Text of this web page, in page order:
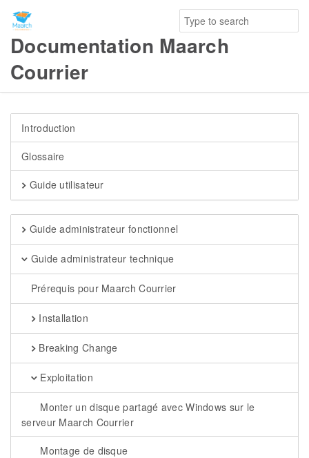
Documentation Maarch
Courrier
Introduction
Glossaire
Guide utilisateur
Guide administrateur fonctionnel
Guide administrateur technique
Prérequis pour Maarch Courrier
Installation
Breaking Change
Exploitation
Monter un disque partagé avec Windows sur le
serveur Maarch Courrier
Montage de disque